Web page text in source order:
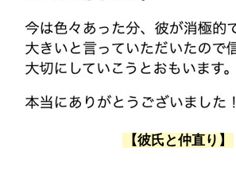
【彼氏と仲直り】